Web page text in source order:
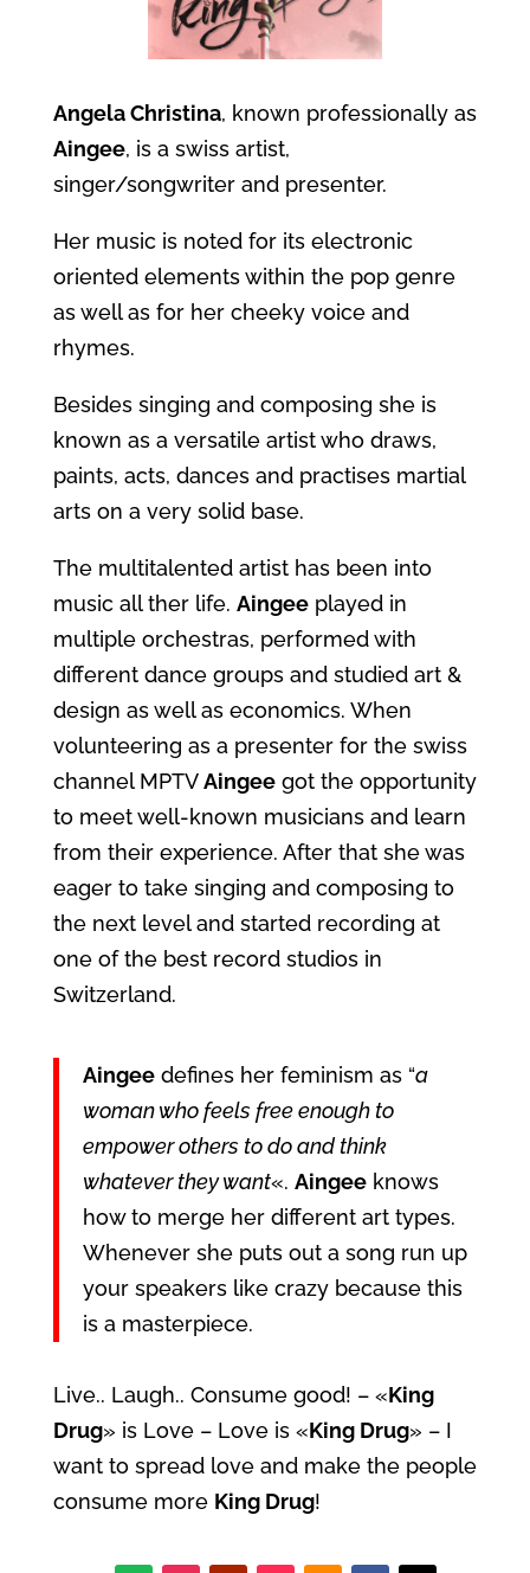
Angela Christina, known professionally as
Aingee, is a swiss artist,
singer/songwriter and presenter.
Her music is noted for its electronic
oriented elements within the pop genre
as well as for her cheeky voice and
rhymes.
Besides singing and composing she is
known as a versatile artist who draws,
paints, acts, dances and practises martial
arts on a very solid base.
The multitalented artist has been into
music all ther life. Aingeeplayed in
multiple orchestras, performed with
different dance groups and studied art &
design as well as economics. When
volunteering as a presenter for the swiss
channel MPTVAingeegot the opportunity
to meet well-known musicians and learn
from their experience. After that she was
eager to take singing and composing to
the next level and started recording at
one of the best record studios in
Switzerland.
Aingeedefines her feminism as “a
woman who feels free enough to
empower others to do and think
whatever they want«. Aingeeknows
how to merge her different art types.
Whenever she puts out a song run up
your speakers like crazy because this
is a masterpiece.
Live.. Laugh.. Consume good! – «King
Drug» is Love – Love is «King Drug» – I
want to spread love and make the people
consume more King Drug!